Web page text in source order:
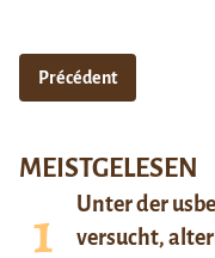
Précédent
MEISTGELESEN
Unter der
versucht,